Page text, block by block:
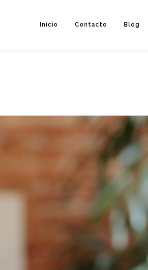
Inicio Contacto Blog